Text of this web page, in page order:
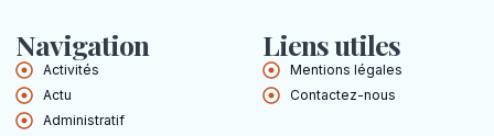
Navigation
Activités
Actu
Administratif
Liens utiles
Mentions légales
Contactez-nous